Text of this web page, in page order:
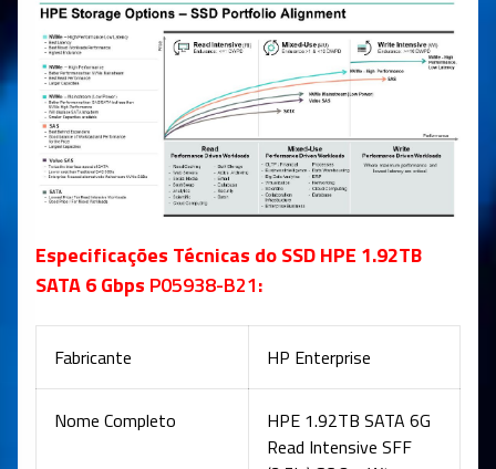
Especificações Técnicas do SSD HPE 1.92TB
SATA 6 Gbps P05938-B21:
Fabricante HP Enterprise
Nome Completo
HPE 1.92TB SATA 6G
Read Intensive SFF